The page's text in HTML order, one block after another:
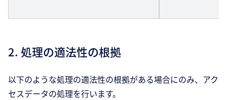
2. 処理の適法性の根拠
以下のような処理の適法性の根拠がある場合にのみ、アク
セスデータの処理を行います。